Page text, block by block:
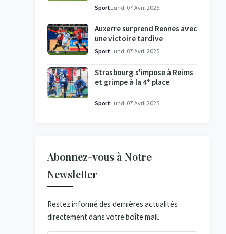
SportLundi 07 Avril 2025
Auxerre surprend Rennes avec
une victoire tardive
SportLundi 07 Avril 2025
Strasbourg s'impose à Reims
et grimpe à la 4ᵉ place
SportLundi 07 Avril 2025
Abonnez-vous à Notre
Newsletter
Restez informé des dernières actualités
directement dans votre boîte mail.